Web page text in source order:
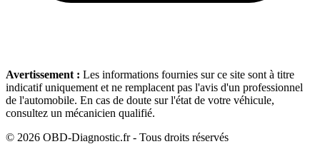
Avertissement : Les informations fournies sur ce site sont à titre
indicatif uniquement et ne remplacent pas l'avis d'un professionnel
de l'automobile. En cas de doute sur l'état de votre véhicule,
consultez un mécanicien qualifié.
© 2026 OBD-Diagnostic.fr - Tous droits réservés